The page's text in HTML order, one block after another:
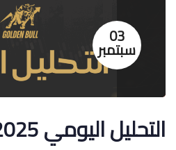
03
سبتمبر
التحليل اليومي 3/9/2025